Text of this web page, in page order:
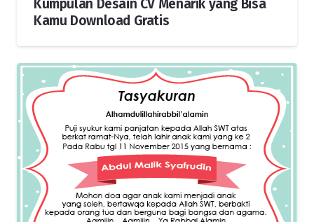
Kumpulan Desain CV Menarik yang Bisa
Kamu Download Gratis